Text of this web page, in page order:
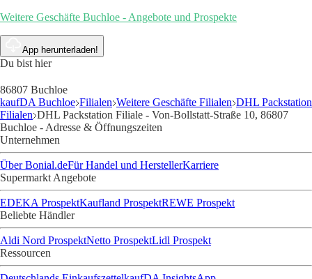
Weitere Geschäfte Buchloe - Angebote und Prospekte
App herunterladen!
Du bist hier
86807 Buchloe
kaufDA Buchloe Filialen Weitere Geschäfte Filialen DHL Packstation
Filialen DHL Packstation Filiale - Von-Bollstatt-Straße 10, 86807
Buchloe - Adresse & Öffnungszeiten
Unternehmen
Über Bonial.deFür Handel und HerstellerKarriere
Supermarkt Angebote
EDEKA ProspektKaufland ProspektREWE Prospekt
Beliebte Händler
Aldi Nord ProspektNetto ProspektLidl Prospekt
Ressourcen